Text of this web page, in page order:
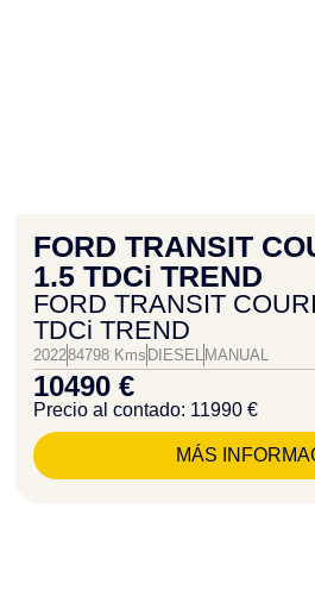
FORD TRANSIT
1.5 TDCi TREND
FORD TRANSIT
TDCi TREND
202284798 Kms DIESEL MANUAL
10490 €
Precio al contado: 11990 €
MÁS